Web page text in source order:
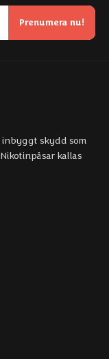
Prenumera nu!
skydd som
kallas